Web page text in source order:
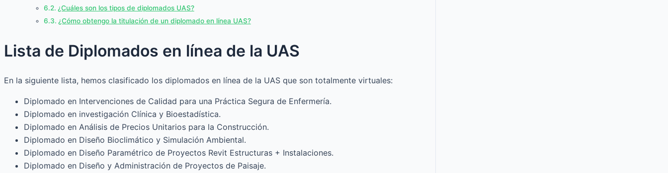
¿Cuáles son los tipos de diplomados UAS?
¿Cómo obtengo la titulación de un diplomado en línea UAS?
Lista de Diplomados en línea de la UAS
En la siguiente lista, hemos clasificado los diplomados en línea de la UAS que son totalmente virtuales:
Diplomado en Intervenciones de Calidad para una Práctica Segura de Enfermería.
Diplomado en investigación Clínica y Bioestadística.
Diplomado en Análisis de Precios Unitarios para la Construcción.
Diplomado en Diseño Bioclimático y Simulación Ambiental.
Diplomado en Diseño Paramétrico de Proyectos Revit Estructuras + Instalaciones.
Diplomado en Diseño y Administración de Proyectos de Paisaje.